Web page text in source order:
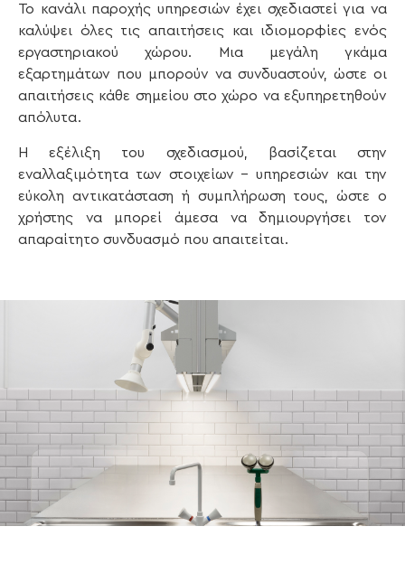
Το κανάλι παροχής υπηρεσιών έχει σχεδιαστεί για να
καλύψει όλες τις απαιτήσεις και ιδιομορφίες ενός
εργαστηριακού χώρου. Μια μεγάλη γκάμα
εξαρτημάτων που μπορούν να συνδυαστούν, ώστε οι
απαιτήσεις κάθε σημείου στο χώρο να εξυπηρετηθούν
απόλυτα.
Η εξέλιξη του σχεδιασμού, βασίζεται στην
εναλλαξιμότητα των στοιχείων – υπηρεσιών και την
εύκολη αντικατάσταση ή συμπλήρωση τους, ώστε ο
χρήστης να μπορεί άμεσα να δημιουργήσει τον
απαραίτητο συνδυασμό που απαιτείται.